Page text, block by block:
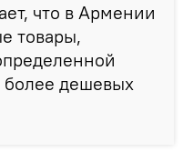
что в Армении
товары,
более дешевых